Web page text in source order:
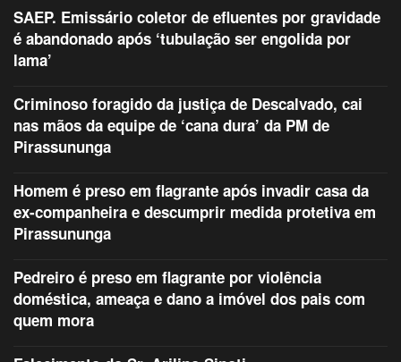
SAEP. Emissário coletor de efluentes por gravidade
é abandonado após ‘tubulação ser engolida por
lama’
Criminoso foragido da justiça de Descalvado, cai
nas mãos da equipe de ‘cana dura’ da PM de
Pirassununga
Homem é preso em flagrante após invadir casa da
ex-companheira e descumprir medida protetiva em
Pirassununga
Pedreiro é preso em flagrante por violência
doméstica, ameaça e dano a imóvel dos pais com
quem mora